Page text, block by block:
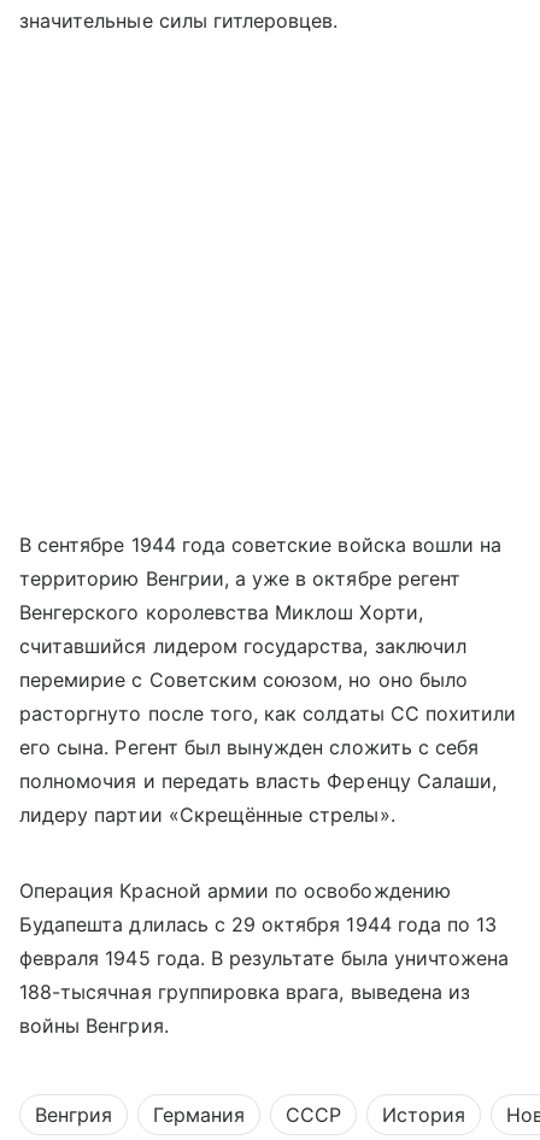
значительные силы гитлеровцев.
В сентябре 1944 года советские войска вошли на
территорию Венгрии, а уже в октябре регент
Венгерского королевства Миклош Хорти,
считавшийся лидером государства, заключил
перемирие с Советским союзом, но оно было
расторгнуто после того, как солдаты СС похитили
его сына. Регент был вынужден сложить с себя
полномочия и передать власть Ференцу Салаши,
лидеру партии «Скрещённые стрелы».
Операция Красной армии по освобождению
Будапешта длилась с 29 октября 1944 года по 13
февраля 1945 года. В результате была уничтожена
188-тысячная группировка врага, выведена из
войны Венгрия.
Венгрия Германия СССР История